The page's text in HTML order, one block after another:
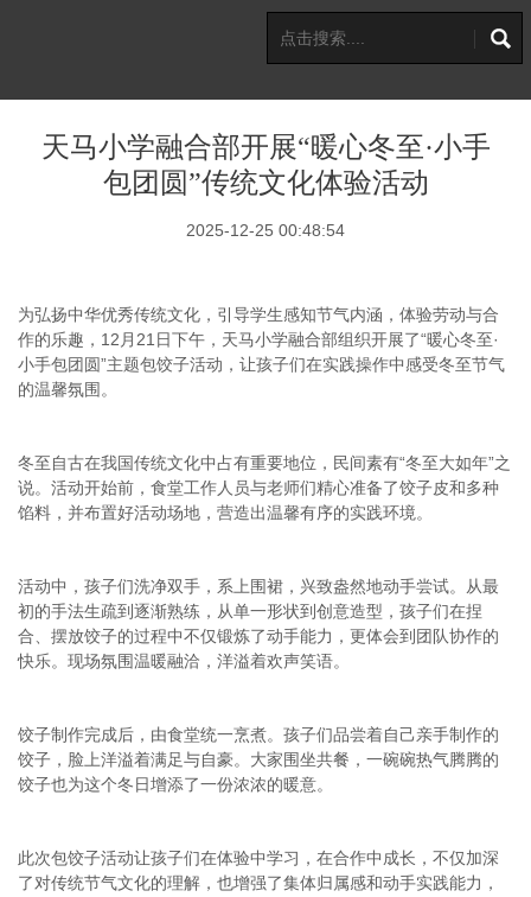
天马小学融合部开展“暖心冬至·小手
包团圆”传统文化体验活动
2025-12-25 00:48:54
为弘扬中华优秀传统文化，引导学生感知节气内涵，体验劳动与合
作的乐趣，12月21日下午，天马小学融合部组织开展了“暖心冬至·
小手包团圆”主题包饺子活动，让孩子们在实践操作中感受冬至节气
的温馨氛围。
冬至自古在我国传统文化中占有重要地位，民间素有“冬至大如年”之
说。活动开始前，食堂工作人员与老师们精心准备了饺子皮和多种
馅料，并布置好活动场地，营造出温馨有序的实践环境。
活动中，孩子们洗净双手，系上围裙，兴致盎然地动手尝试。从最
初的手法生疏到逐渐熟练，从单一形状到创意造型，孩子们在捏
合、摆放饺子的过程中不仅锻炼了动手能力，更体会到团队协作的
快乐。现场氛围温暖融洽，洋溢着欢声笑语。
饺子制作完成后，由食堂统一烹煮。孩子们品尝着自己亲手制作的
饺子，脸上洋溢着满足与自豪。大家围坐共餐，一碗碗热气腾腾的
饺子也为这个冬日增添了一份浓浓的暖意。
此次包饺子活动让孩子们在体验中学习，在合作中成长，不仅加深
了对传统节气文化的理解，也增强了集体归属感和动手实践能力，